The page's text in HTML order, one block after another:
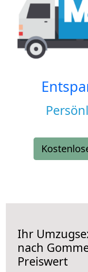
Ihr
nach
Preiswert